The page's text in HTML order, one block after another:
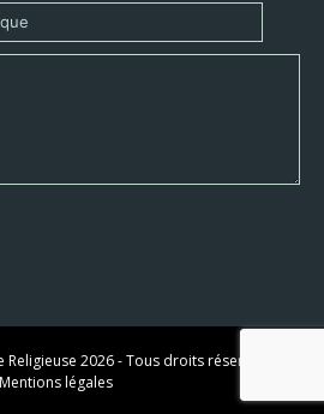
2026 - Tous droits réservés -
Mentions légales